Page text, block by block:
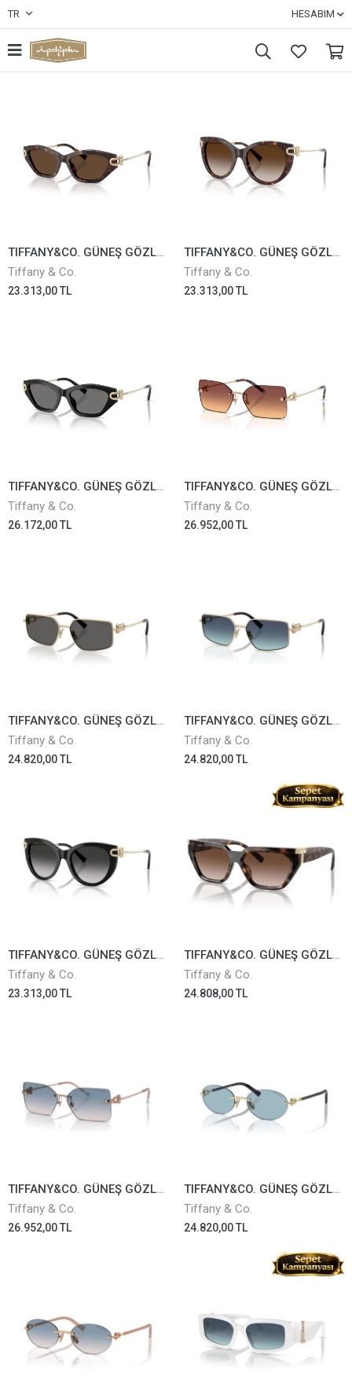
TR HESABIM
TIFFANY&CO. GÜNEŞ GÖZLÜĞÜ TF4231U-8015/3G
Tiffany & Co.
23.313,00 TL
TIFFANY&CO. GÜNEŞ GÖZLÜĞÜ TF4232-8015/3B
Tiffany & Co.
23.313,00 TL
TIFFANY&CO. GÜNEŞ GÖZLÜĞÜ TF4231U-8001/81
Tiffany & Co.
26.172,00 TL
TIFFANY&CO. GÜNEŞ GÖZLÜĞÜ TF3088-6189/78
Tiffany & Co.
26.952,00 TL
TIFFANY&CO. GÜNEŞ GÖZLÜĞÜ TF3111-6021/S4
Tiffany & Co.
24.820,00 TL
TIFFANY&CO. GÜNEŞ GÖZLÜĞÜ TF3111-6202/9S
Tiffany & Co.
24.820,00 TL
TIFFANY&CO. GÜNEŞ GÖZLÜĞÜ TF4232-8001/3C
Tiffany & Co.
23.313,00 TL
TIFFANY&CO. GÜNEŞ GÖZLÜĞÜ TF4205U-8015/3B
Tiffany & Co.
24.808,00 TL
TIFFANY&CO. GÜNEŞ GÖZLÜĞÜ TF3088-6105/16
Tiffany & Co.
26.952,00 TL
TIFFANY&CO. GÜNEŞ GÖZLÜĞÜ TF3104D-6021/80
Tiffany & Co.
24.820,00 TL